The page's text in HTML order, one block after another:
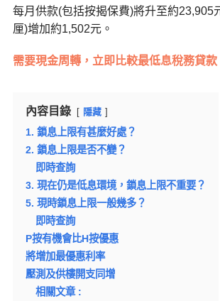
每月供款(包括按揭保費)將升至約23,905
厘)增加約1,502元。
需要現金周轉，立即比較最低息稅務貸款
內容目錄 隱藏
1. 鎖息上限有甚麼好處？
2. 鎖息上限是否不變？
即時查詢
3. 現在仍是低息環境，鎖息上限不重要？
5. 現時鎖息上限一般幾多？
即時查詢
P按有機會比H按優惠
將增加最優惠利率
壓測及供樓開支同增
相關文章 :